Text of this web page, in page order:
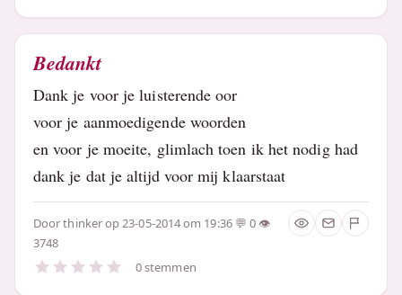
Bedankt
Dank je voor je luisterende oor
voor je aanmoedigende woorden
en voor je moeite, glimlach toen ik het nodig had
dank je dat je altijd voor mij klaarstaat
Doorthinkerop 23-05-2014 om 19:36
0
3748
0 stemmen